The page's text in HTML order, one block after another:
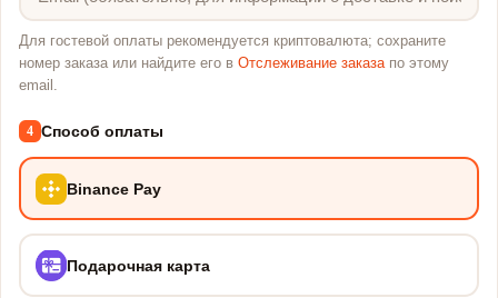
Для гостевой оплаты рекомендуется криптовалюта; сохраните
номер заказа или найдите его в Отслеживание заказапо этому
email.
4 Способ оплаты
Binance Pay
Подарочная карта